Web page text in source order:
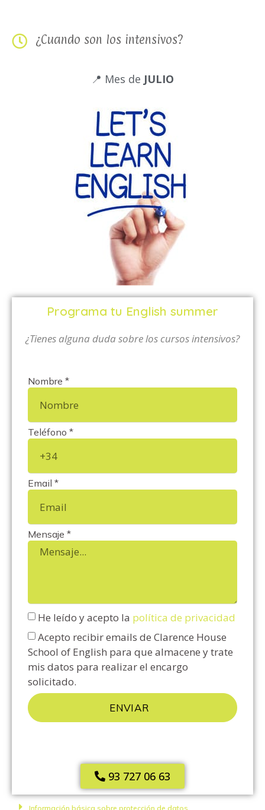
¿Cuando son los intensivos?
📍 Mes de JULIO
Programa tu English summer
¿Tienes alguna duda sobre los cursos intensivos?
Nombre *
Teléfono *
Email *
Mensaje *
He leído y acepto la política de privacidad
Acepto recibir emails de Clarence House
School of English para que almacene y trate
mis datos para realizar el encargo
solicitado.
ENVIAR
93 727 06 63
Información básica sobre protección de datos